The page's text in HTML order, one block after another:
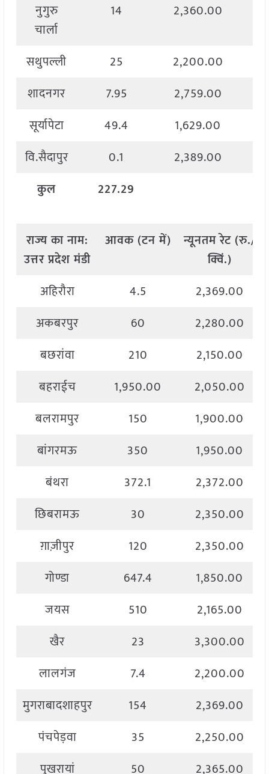
नुगुरु
चार्ला
14 2,360.00
सथुपल्ली 25 2,200.00
शादनगर
7.95 2,759.00
सूर्यापेटा
49.4 1,629.00
वि.सैदापुर
0.1 2,389.00
कुल
227.29
राज्यकानाम:
उत्तरप्रदेश मंडी
आवक (टनमें) न्यूनतमरेट (रु./
क्विं.)
अहिरौरा 4.5
2,369.00
अकबरपुर
60
2,280.00
बछरांवा
210
2,150.00
बहराईच
1,950.00
2,050.00
बलरामपुर
150
1,900.00
बांगरमऊ
350
1,950.00
बंथरा
372.1
2,372.00
छिबरामऊ
30
2,350.00
ग़ाज़ीपुर
120
2,350.00
गोण्डा
647.4
1,850.00
जयस
510
2,165.00
खैर
23
3,300.00
लालगंज
7.4
2,200.00
मुगराबादशाहपुर
154
2,369.00
पंचपेड़वा
35
2,250.00
पुखरायां
50
2,365.00